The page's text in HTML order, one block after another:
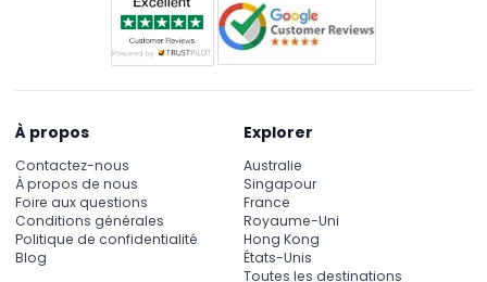
À propos
Contactez-nous
À propos de nous
Foire aux questions
Conditions générales
Politique de confidentialité
Blog
Explorer
Australie
Singapour
France
Royaume-Uni
Hong Kong
États-Unis
Toutes les destinations